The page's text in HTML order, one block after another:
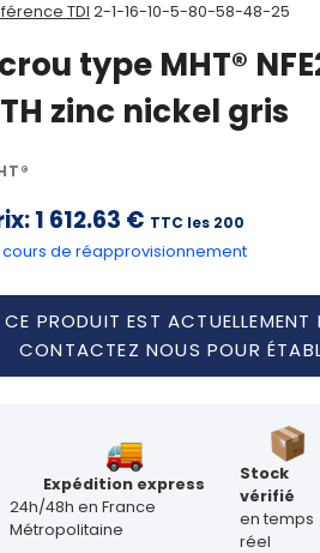
TDI 2-1-16-10-5-80-58-48-25
type MHT®
zinc nickel gris
1 612.63 € TTC les 200
cours de réapprovisionnement
CE PRODUIT EST ACTUELLEMENT
CONTACTEZ NOUS POUR
Expédition express
24h/48h en France
Métropolitaine
Stock
vérifié
en temps
réel